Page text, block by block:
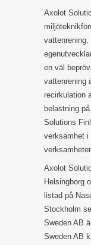
Axolot
vattenrening.
en väl
vattenrening
recirkulation
belastning
Solutions
verksamhet i
Axolot
Helsingborg
listad på
Stockholm
Sweden AB
Sweden AB